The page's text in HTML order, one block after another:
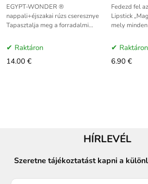
EGYPT-WONDER ®
nappali+éjszakai rúzs cseresznye
Tapasztalja meg a forradalmi
rúzs, amely több mint 100 egyedi
árnyalatot tartalmaz
Raktáron
14.00 €
Fedezd fel
Lipstick
mely
minden
Raktáron
6.90 €
HÍRLEVÉL
Szeretne tájékoztatást kapni a